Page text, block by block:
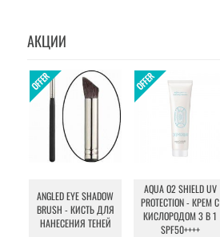
АКЦИИ
ANGLED EYE SHADOW
BRUSH - КИСТЬ ДЛЯ
НАНЕСЕНИЯ ТЕНЕЙ
AQUA O2 SHIELD UV
PROTECTION - КРЕМ С
КИСЛОРОДОМ 3 В 1
SPF50++++